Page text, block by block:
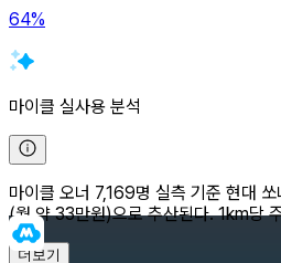
64%
마이클 실사용 분석
마이클 오너 7,169명 실측 기준 현대
(월 약 33만원)으로 추산된다. 1km당
더보기